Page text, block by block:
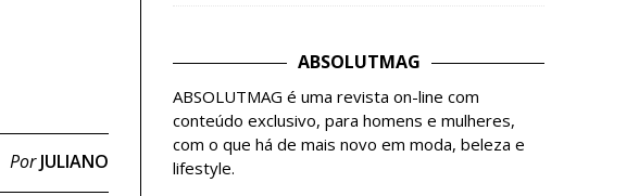
PorJULIANO
ABSOLUTMAG
ABSOLUTMAG é uma revista on-line com
conteúdo exclusivo, para homens e mulheres,
com o que há de mais novo em moda, beleza e
lifestyle.